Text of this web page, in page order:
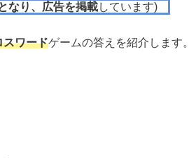
なり、広告を掲載しています)
スワードゲームの答えを紹介します。